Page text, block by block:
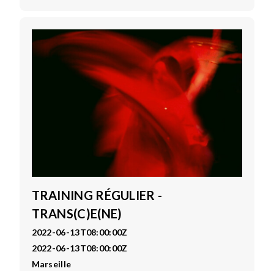
TRAINING RÉGULIER -
TRANS(C)E(NE)
2022-06-13T08:00:00Z
2022-06-13T08:00:00Z
Marseille